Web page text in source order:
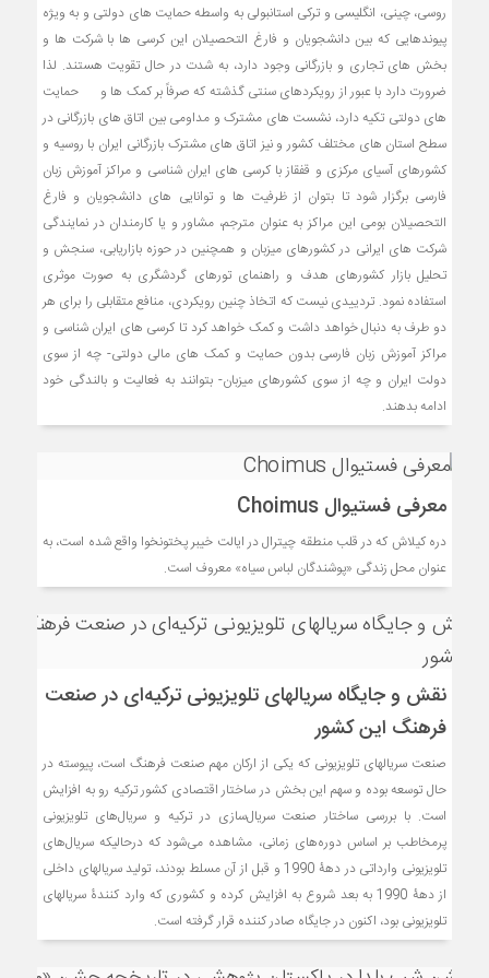
روسی، چینی، انگلیسی و ترکی استانبولی به واسطه حمایت های دولتی و به ویژه
پیوندهایی که بین دانشجویان و فارغ التحصیلان این کرسی ها با شرکت ها و
بخش های تجاری و بازرگانی وجود دارد، به شدت در حال تقویت هستند. لذا
ضرورت دارد با عبور از رویکردهای سنتی گذشته که صرفاً بر کمک ها و حمایت
های دولتی تکیه دارد، نشست های مشترک و مداومی بین اتاق های بازرگانی در
سطح استان های مختلف کشور و نیز اتاق های مشترک بازرگانی ایران با روسیه و
کشورهای آسیای مرکزی و قفقاز با کرسی های ایران شناسی و مراکز آموزش زبان
فارسی برگزار شود تا بتوان از ظرفیت ها و توانایی های دانشجویان و فارغ
التحصیلان بومی این مراکز به عنوان مترجم، مشاور و یا کارمندان در نمایندگی
شرکت های ایرانی در کشورهای میزبان و همچنین در حوزه بازاریابی، سنجش و
تحلیل بازار کشورهای هدف و راهنمای تورهای گردشگری به صورت موثری
استفاده نمود. تردییدی نیست که اتخاذ چنین رویکردی، منافع متقابلی را برای هر
دو طرف به دنبال خواهد داشت و کمک خواهد کرد تا کرسی های ایران شناسی و
مراکز آموزش زبان فارسی بدون حمایت و کمک های مالی دولتی- چه از سوی
دولت ایران و چه از سوی کشورهای میزبان- بتوانند به فعالیت و بالندگی خود
ادامه بدهند.
معرفی فستیوال Choimus
دره کیلاش که در قلب منطقه چیترال در ایالت خیبر پختونخوا واقع شده است، به
عنوان محل زندگی «پوشندگان لباس سیاه» معروف است.
نقش و جایگاه سریال­های تلویزیونی ترکیه‌ای در صنعت
فرهنگ این کشور
صنعت سریال­های تلویزیونی که یکی از ارکان مهم صنعت فرهنگ است، پیوسته در
حال توسعه بوده و سهم این بخش در ساختار اقتصادی کشور ترکیه رو به افزایش
است. با بررسی ساختار صنعت سریال‌سازی در ترکیه و سریال‌های تلویزیونی
پرمخاطب بر اساس دوره‌های زمانی، مشاهده می‌شود که درحالی­که سریال‌های
تلویزیونی وارداتی در دهۀ 1990 و قبل از آن مسلط بودند، تولید سریال­های داخلی
از دهۀ 1990 به بعد شروع به افزایش کرده و کشوری که وارد کنندۀ سریال­های
تلویزیونی بود، اکنون در جایگاه صادر کننده قرار گرفته است.